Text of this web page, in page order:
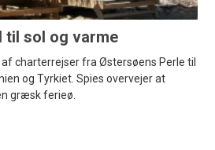
til sol og varme
charterrejser fra Østersøens Perle til
og Tyrkiet. Spies overvejer at
græsk ferieø.